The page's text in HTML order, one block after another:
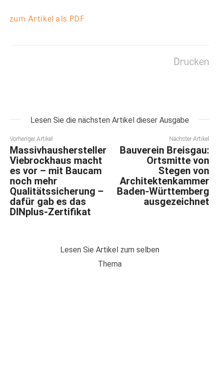
zum Artikel als PDF
Drucken
Lesen Sie die nächsten Artikel dieser Ausgabe
Vorheriger Artikel
Massivhaushersteller
Viebrockhaus macht
es vor – mit Baucam
noch mehr
Qualitätssicherung –
dafür gab es das
DINplus-Zertifikat
Nächster Artikel
Bauverein Breisgau:
Ortsmitte von
Stegen von
Architektenkammer
Baden-Württemberg
ausgezeichnet
Lesen Sie Artikel zum selben
Thema